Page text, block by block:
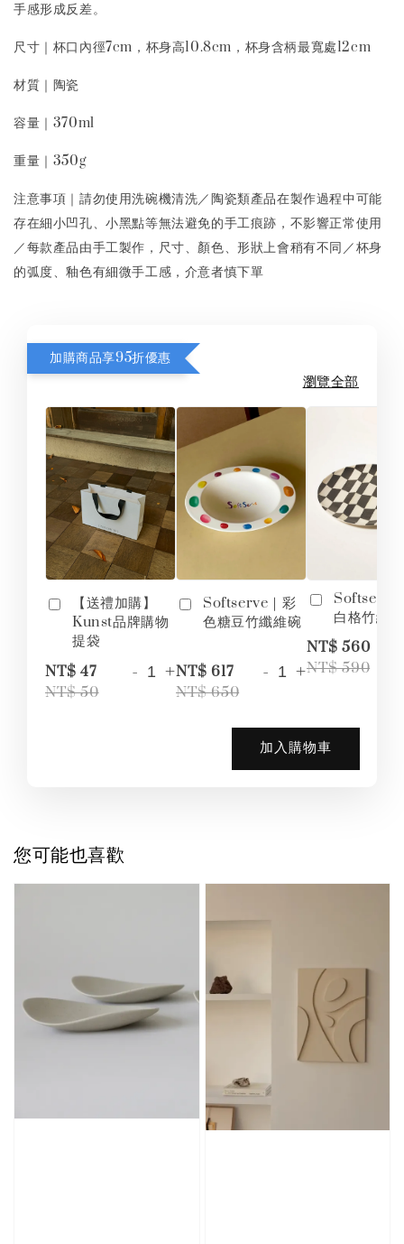
手感形成反差。
尺寸｜杯口內徑7cm，杯身高10.8cm，杯身含柄最寬處12cm
材質｜陶瓷
容量｜370ml
重量｜350g
注意事項｜請勿使用洗碗機清洗／陶瓷類產品在製作過程中可能
存在細小凹孔、小黑點等無法避免的手工痕跡，不影響正常使用
／每款產品由手工製作，尺寸、顏色、形狀上會稍有不同／杯身
的弧度、釉色有細微手工感，介意者慎下單
加購商品享95折優惠
瀏覽全部
【送禮加購】
Kunst品牌購物
提袋
NT$ 47
NT$ 50
- +
Softserve｜彩
色糖豆竹纖維碗
NT$ 617
NT$ 650
- +
Softserve
白格竹纖
NT$ 560
NT$ 590
加入購物車
您可能也喜歡